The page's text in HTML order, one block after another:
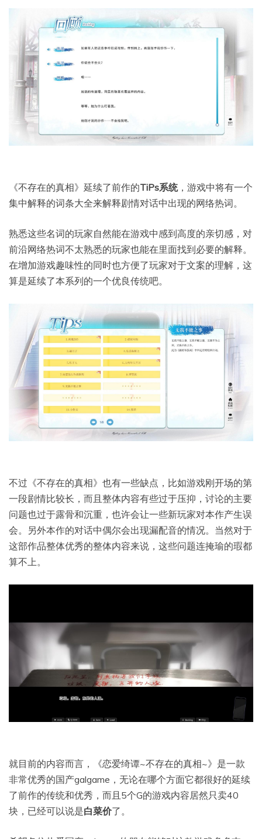
《不存在的真相》延续了前作的TiPs系统，游戏中将有一个
集中解释的词条大全来解释剧情对话中出现的网络热词。
熟悉这些名词的玩家自然能在游戏中感到高度的亲切感，对
前沿网络热词不太熟悉的玩家也能在里面找到必要的解释。
在增加游戏趣味性的同时也方便了玩家对于文案的理解，这
算是延续了本系列的一个优良传统吧。
不过《不存在的真相》也有一些缺点，比如游戏刚开场的第
一段剧情比较长，而且整体内容有些过于压抑，讨论的主要
问题也过于露骨和沉重，也许会让一些新玩家对本作产生误
会。另外本作的对话中偶尔会出现漏配音的情况。当然对于
这部作品整体优秀的整体内容来说，这些问题连掩瑜的瑕都
算不上。
就目前的内容而言，《恋爱绮谭~不存在的真相~》是一款
非常优秀的国产galgame，无论在哪个方面它都很好的延续
了前作的传统和优秀，而且5个G的游戏内容居然只卖40
块，已经可以说是白菜价了。